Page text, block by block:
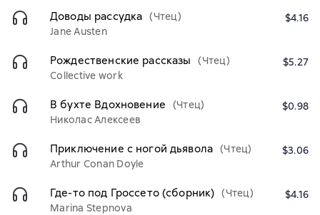
Доводы рассудка (Чтец)
Jane Austen
$4.16
Рождественские рассказы
(Чтец)
Collective work
$5.27
В бухте Вдохновение
(Чтец)
Николас Алексеев
$0.98
Приключение с ногой дьявола (Чтец)
Arthur Conan Doyle
$3.06
Где-то под Гроссето (сборник) (Чтец)
Marina Stepnova
$4.16